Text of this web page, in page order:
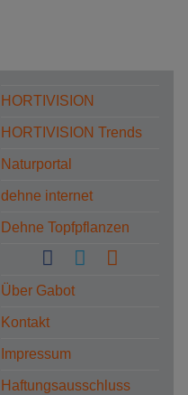
HORTIVISION
HORTIVISION Trends
Naturportal
dehne internet
Dehne Topfpflanzen
Über Gabot
Kontakt
Impressum
Haftungsausschluss